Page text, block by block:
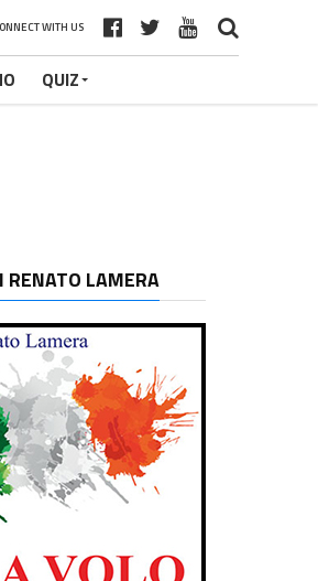
WITH US
QUIZ
RENATO LAMERA